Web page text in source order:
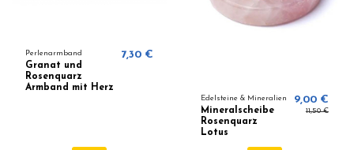
Perlenarmband
Granat und
Rosenquarz
Armband mit Herz
7,30 €
Edelsteine & Mineralien
Mineralscheibe
Rosenquarz
Lotus
9,00 €
11,50 €